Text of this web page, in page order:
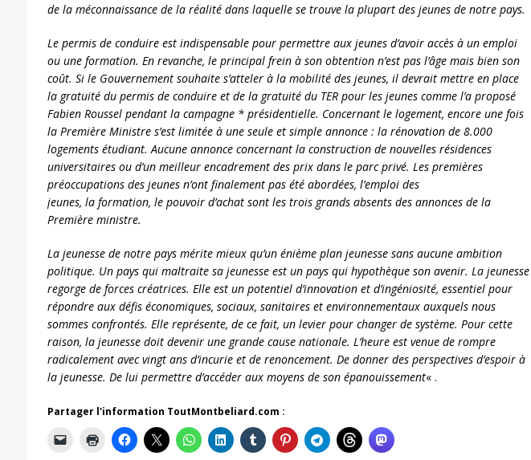
de la méconnaissance de la réalité dans laquelle se trouve la plupart des jeunes de notre pays.
Le permis de conduire est indispensable pour permettre aux jeunes d’avoir accès à un emploi
ou une formation. En revanche, le principal frein à son obtention n’est pas l’âge mais bien son
coût. Si le Gouvernement souhaite s’atteler à la mobilité des jeunes, il devrait mettre en place
la gratuité du permis de conduire et de la gratuité du TER pour les jeunes comme l’a proposé
Fabien Roussel pendant la campagne * présidentielle. Concernant le logement, encore une fois
la Première Ministre s’est limitée à une seule et simple annonce : la rénovation de 8.000
logements étudiant. Aucune annonce concernant la construction de nouvelles résidences
universitaires ou d’un meilleur encadrement des prix dans le parc privé. Les premières
préoccupations des jeunes n’ont finalement pas été abordées, l’emploi des
jeunes, la formation, le pouvoir d’achat sont les trois grands absents des annonces de la
Première ministre.
La jeunesse de notre pays mérite mieux qu’un énième plan jeunesse sans aucune ambition
politique. Un pays qui maltraite sa jeunesse est un pays qui hypothèque son avenir. La jeunesse
regorge de forces créatrices. Elle est un potentiel d’innovation et d’ingéniosité, essentiel pour
répondre aux défis économiques, sociaux, sanitaires et environnementaux auxquels nous
sommes confrontés. Elle représente, de ce fait, un levier pour changer de système. Pour cette
raison, la jeunesse doit devenir une grande cause nationale. L’heure est venue de rompre
radicalement avec vingt ans d’incurie et de renoncement. De donner des perspectives d’espoir à
la jeunesse. De lui permettre d’accéder aux moyens de son épanouissement« .
Partager l'information ToutMontbeliard.com :